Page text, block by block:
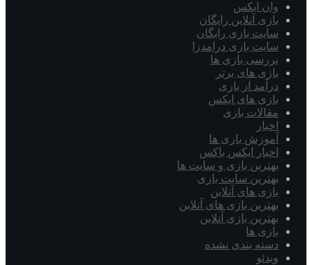
وان ایکس
بازی آنلاین رایگان
سایت بازی رایگان
سایت بازی درامدزا
بررسی بازی ها
بازی های برتر
درآمد از بازی
بازی های ایکس
مقالات بازی
اخبار
آموزش بازی ها
اخبار ایکس باکس
بهترین بازی و سایت ها
بهترین سایت بازی
بازی های آنلاین
بهترین بازی های آنلاین
بهترین بازی آنلاین
بازی ها
دسته بندی نشده
ویدئو